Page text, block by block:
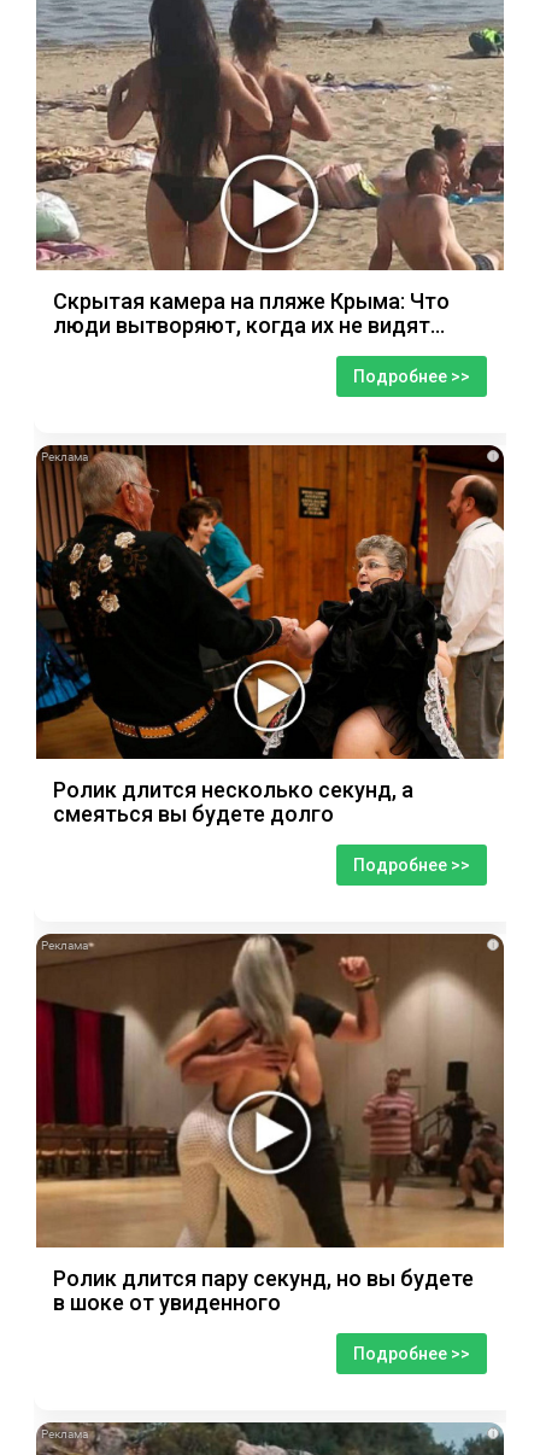
Скрытая камера на пляже Крыма: Что
люди вытворяют, когда их не видят...
Подробнее >>
i
Ролик длится несколько секунд, а
смеяться вы будете долго
Подробнее >>
i
Ролик длится пару секунд, но вы будете
в шоке от увиденного
Подробнее >>
i